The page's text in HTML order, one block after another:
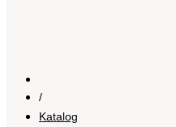
/
Katalog